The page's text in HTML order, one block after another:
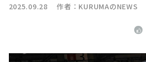
2025.09.28 作者： KURUMAのNEWS